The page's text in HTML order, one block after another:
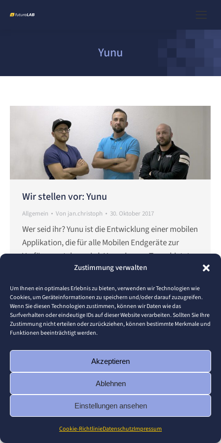
Zustimmung verwalten
Um Ihnen ein optimales Erlebnis zu bieten, verwenden wir Technologien wie
Cookies, um Geräteinformationen zu speichern und/oder darauf zuzugreifen.
Wenn Sie diesen Technologien zustimmen, können wir Daten wie das
Surfverhalten oder eindeutige IDs auf dieser Website verarbeiten. Sollten Sie Ihre
Zustimmung nicht erteilen oder zurückziehen, können bestimmte Merkmale und
Funktionen beeinträchtigt werden.
Akzeptieren
Ablehnen
Einstellungen ansehen
Cookie-RichtlinieDatenschutzImpressum
Yunu
Wir stellen vor: Yunu
Allgemein Von jan.christoph 30. Oktober 2017
Wer seid ihr? Yunu ist die Entwicklung einer mobilen
Applikation, die für alle Mobilen Endgeräte zur
Verfügung stehen wird. Unser junges Team bietet
eine breite Expertise, die wir an euch weitergeben
wollen. Diese Applikation wird im Health-Sektor,
neben den Ernährungs- und Fitness Apps, als Game
Changer agieren. Was habt ihr Studiert oder
studiert ihr noch?…
© 2026 Pforzheim University
Footer